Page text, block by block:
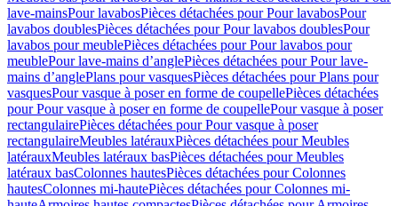
lave-mainsPour lavabosPièces détachées pour Pour lavabosPour
lavabos doublesPièces détachées pour Pour lavabos doublesPour
lavabos pour meublePièces détachées pour Pour lavabos pour
meublePour lave-mains d’anglePièces détachées pour Pour lave-
mains d’anglePlans pour vasquesPièces détachées pour Plans pour
vasquesPour vasque à poser en forme de coupellePièces détachées
pour Pour vasque à poser en forme de coupellePour vasque à poser
rectangulairePièces détachées pour Pour vasque à poser
rectangulaireMeubles latérauxPièces détachées pour Meubles
latérauxMeubles latéraux basPièces détachées pour Meubles
latéraux basColonnes hautesPièces détachées pour Colonnes
hautesColonnes mi-hautePièces détachées pour Colonnes mi-